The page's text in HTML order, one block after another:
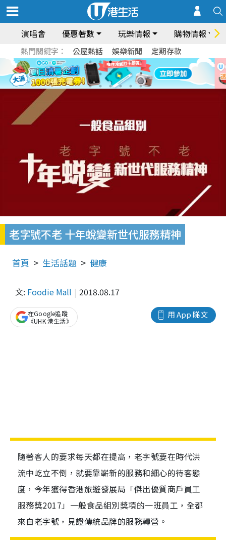
演唱會 優惠著數 玩樂情報 購物情報
熱門關鍵字： 公屋熱話 娛樂新聞 定期存款
老字號不老 十年蛻變新世代服務精神
首頁 生活話題 健康
文: Foodie Mall 2018.08.17
用 App 睇文
在Google追蹤
《UHK 港生活》
隨著客人的要求每天都在提高，老字號要在時代洪
流中屹立不倒，就要靠嶄新的服務和細心的待客態
度，今年獲得香港旅遊發展局「傑出優質商戶員工
服務獎2017」一般食品組別獎項的一班員工，全都
來自老字號，見證傳統品牌的服務轉營。